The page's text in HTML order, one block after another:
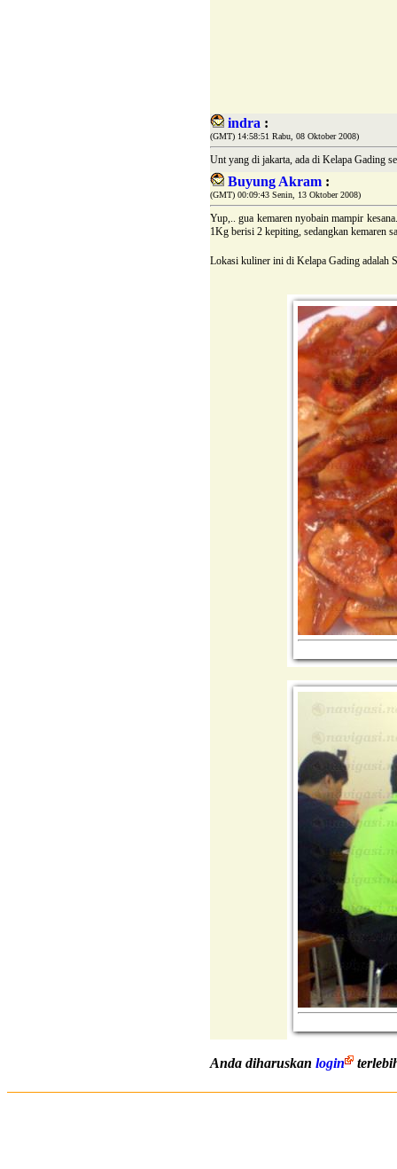
indra :
(GMT) 14:58:51 Rabu, 08 Oktober 2008)
Unt yang di jakarta, ada di Kelapa Gading
Buyung Akram :
(GMT) 00:09:43 Senin, 13 Oktober 2008)
Yup,.. gua kemaren nyobain mampir
1Kg berisi 2 kepiting, sedangkan kemaren
Lokasi kuliner ini di Kelapa Gading adalah
Anda diharuskan login